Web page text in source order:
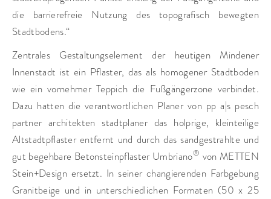
die barrierefreie Nutzung des topografisch bewegten
Stadtbodens.“
Zentrales Gestaltungselement der heutigen Mindener
Innenstadt ist ein Pflaster, das als homogener Stadtboden
wie ein vornehmer Teppich die Fußgängerzone verbindet.
Dazu hatten die verantwortlichen Planer von pp a|s pesch
partner architekten stadtplaner das holprige, kleinteilige
Altstadtpflaster entfernt und durch das sandgestrahlte und
gut begehbare Betonsteinpflaster Umbriano® von METTEN
Stein+Design ersetzt. In seiner changierenden Farbgebung
Granitbeige und in unterschiedlichen Formaten (50 x 25